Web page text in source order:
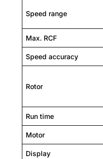
Speed range
Max. RCF
Speed accuracy
Rotor
Run time
Motor
Display